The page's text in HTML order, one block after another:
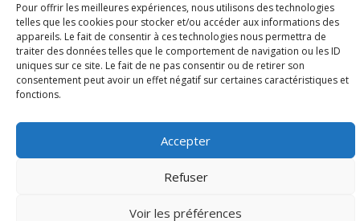
Pour offrir les meilleures expériences, nous utilisons des technologies
telles que les cookies pour stocker et/ou accéder aux informations des
appareils. Le fait de consentir à ces technologies nous permettra de
traiter des données telles que le comportement de navigation ou les ID
uniques sur ce site. Le fait de ne pas consentir ou de retirer son
consentement peut avoir un effet négatif sur certaines caractéristiques et
fonctions.
Accepter
Refuser
Voir les préférences
01 Juil 2026
Pénurie du personnel infirmier :quels indicateurs
d’offre de soins pour comprendre la situation en
Wallonie ?
Médiateur